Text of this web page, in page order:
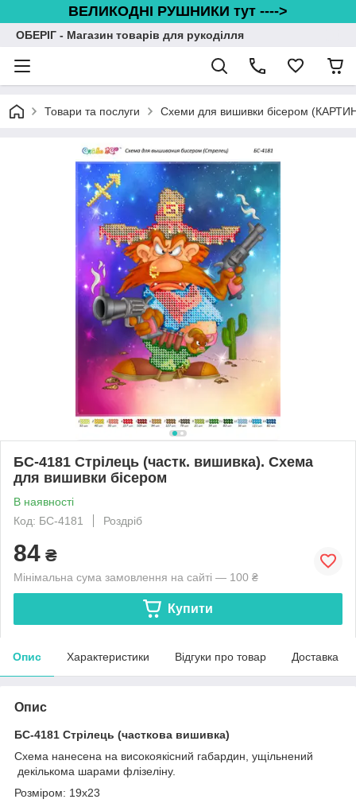
ВЕЛИКОДНІ РУШНИКИ тут ---->
ОБЕРІГ - Магазин товарів для рукоділля
Товари та послуги Схеми для вишивки бісером
БС-4181 Стрілець (частк. вишивка). Схема
для вишивки бісером
В наявності
Код: БС-4181
Роздріб
84 ₴
Мінімальна сума замовлення на сайті — 100 ₴
Купити
Опис Характеристики Відгуки про товар Доставка
Опис
БС-4181 Стрілець (часткова вишивка)
Схема нанесена на високоякісний габардин, ущільнений
декількома шарами флізеліну.
Розміром: 19х23